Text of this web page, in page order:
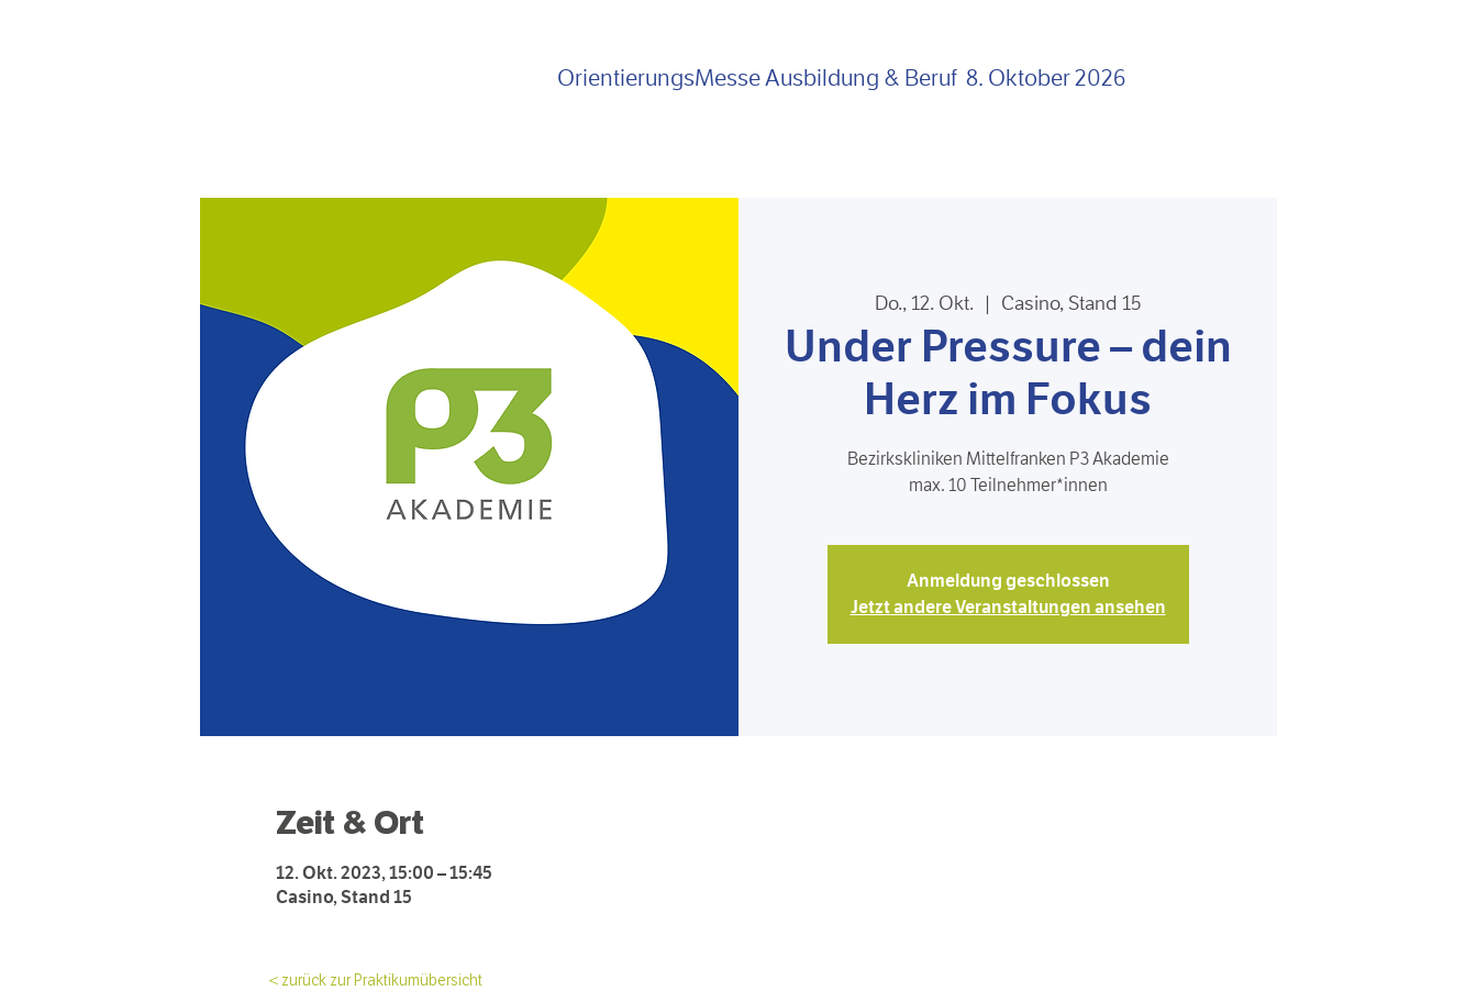
OrientierungsMesse Ausbildung & Beruf 8. Oktober 2026
Do., 12. Okt.
  |
Casino, Stand 15
Under Pressure – dein
Herz im Fokus
Bezirkskliniken Mittelfranken P3 Akademie
max. 10 Teilnehmer*innen
Anmeldung geschlossen
Jetzt andere Veranstaltungen ansehen
Zeit & Ort
12. Okt. 2023, 15:00 – 15:45
Casino, Stand 15
< zurück zur Praktikumübersicht